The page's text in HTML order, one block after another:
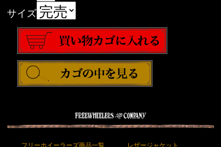
サイズ
フリーホイーラーズ商品一覧 レザージャケット